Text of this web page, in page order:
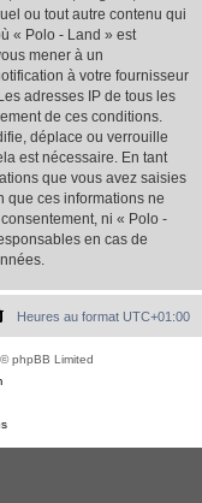
ou tout autre contenu qui
« Polo - Land » est
mener à un
à votre fournisseur
adresses IP de tous les
de ces conditions.
déplace ou verrouille
est nécessaire. En tant
que vous avez saisies
que ces informations ne
ni « Polo -
en cas de
Heures au format UTC+01:00
phpBB Limited